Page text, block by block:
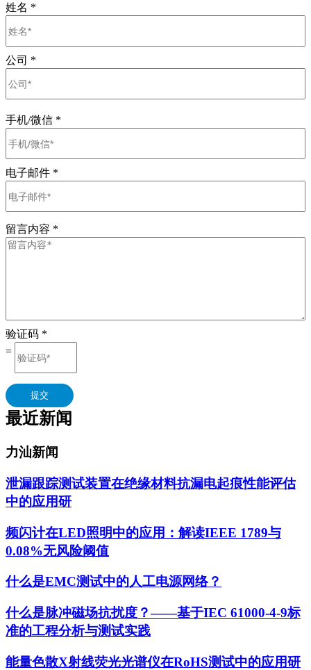
姓名 *
公司 *
手机/微信 *
电子邮件 *
留言内容 *
验证码 *
=
提交
最近新闻
力汕新闻
泄漏跟踪测试装置在绝缘材料抗漏电起痕性能评估
中的应用研
频闪计在LED照明中的应用：解读IEEE 1789与
0.08%无风险阈值
什么是EMC测试中的人工电源网络？
什么是脉冲磁场抗扰度？——基于IEC 61000-4-9标
准的工程分析与测试实践
能量色散X射线荧光光谱仪在RoHS测试中的应用研